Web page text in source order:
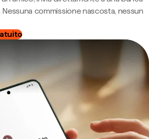
Nessuna commissione nascosta, nessun